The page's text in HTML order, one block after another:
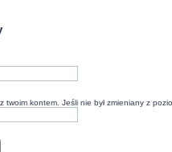
twoim kontem. Jeśli nie był zmieniany z